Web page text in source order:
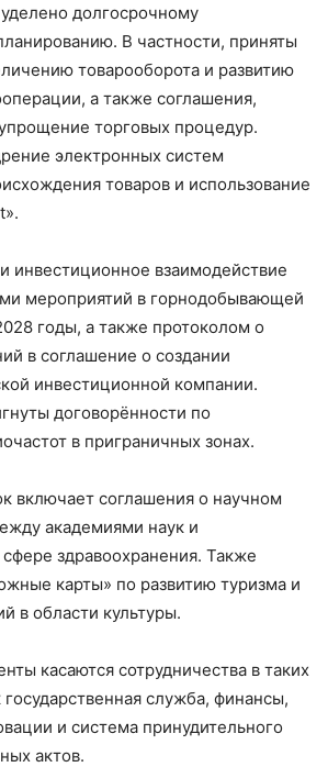
долгосрочному
В частности, приняты
товарооборота и развитию
а также соглашения,
торговых процедур.
электронных систем
товаров и использование
инвестиционное взаимодействие
мероприятий в горнодобывающей
годы, а также протоколом о
в соглашение о создании
инвестиционной компании.
договорённости по
в приграничных зонах.
включает соглашения о научном
академиями наук и
здравоохранения. Также
карты» по развитию туризма и
в области культуры.
касаются сотрудничества в таких
государственная служба, финансы,
и система принудительного
актов.